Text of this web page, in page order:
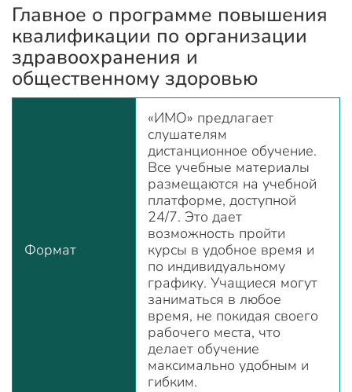
Главное о программе повышения
квалификации по организации
здравоохранения и
общественному здоровью
Формат
«ИМО» предлагает
слушателям
дистанционное обучение.
Все учебные материалы
размещаются на учебной
платформе, доступной
24/7. Это дает
возможность пройти
курсы в удобное время и
по индивидуальному
графику. Учащиеся могут
заниматься в любое
время, не покидая своего
рабочего места, что
делает обучение
максимально удобным и
гибким.